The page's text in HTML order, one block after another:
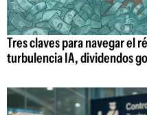
Tres claves para navegar el
turbulencia IA, dividendos